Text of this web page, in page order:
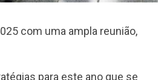
com uma ampla reunião,
para este ano que se